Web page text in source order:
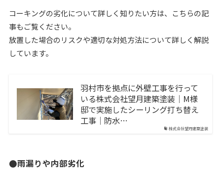
コーキングの劣化について詳しく知りたい方は、こちらの記
事もご覧ください。
放置した場合のリスクや適切な対処方法について詳しく解説
しています。
株式会社望月建築塗装
羽村市を拠点に外壁工事を行って
いる株式会社望月建築塗装｜M様
邸で実施したシーリング打ち替え
工事｜防水…
●雨漏りや内部劣化